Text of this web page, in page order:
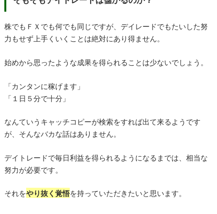
株でもＦＸでも何でも同じですが、デイレードでもたいした努
力もせず上手くいくことは絶対にあり得ません。
始めから思ったような成果を得られることは少ないでしょう。
「カンタンに稼げます」
「１日５分で十分」
なんていうキャッチコピーが検索をすれば出て来るようです
が、そんなバカな話はありません。
デイトレードで毎日利益を得られるようになるまでは、相当な
努力が必要です。
それをやり抜く覚悟を持っていただきたいと思います。